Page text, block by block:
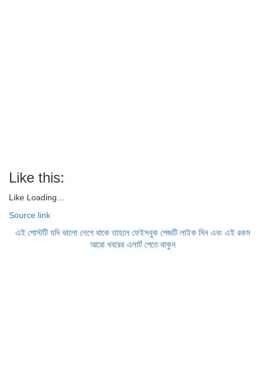
Like this:
Like Loading…
Source link
এই পোস্টটি যদি ভালো লেগে থাকে তাহলে ফেইসবুক পেজটি লাইক দিন এবং এই রকম
আরো খবরের এলার্ট পেতে থাকুন